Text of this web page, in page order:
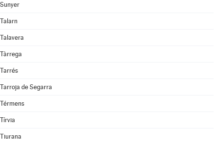
Sunyer
Talarn
Talavera
Tàrrega
Tarrés
Tarroja de Segarra
Térmens
Tírvia
Tiurana